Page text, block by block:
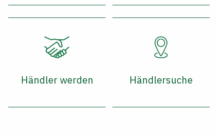
Händler werden Händlersuche